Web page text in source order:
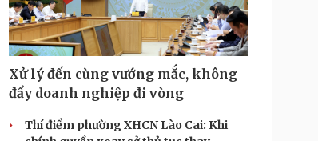
doanh nghiệp
24h
Công nghệ
Sành điệu
Tin Công nghệ
Trải nghiệm
Chuyển đổi số
Podcast
Xử lý đến cùng vướng mắc, không
đẩy doanh nghiệp đi vòng
Thí điểm phường XHCN Lào Cai: Khi